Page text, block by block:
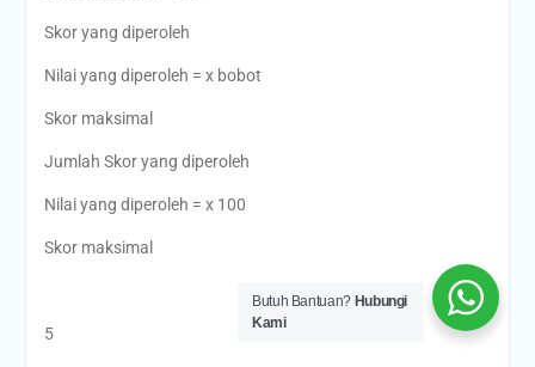
Skor yang diperoleh
Nilai yang diperoleh = x bobot
Skor maksimal
Jumlah Skor yang diperoleh
Nilai yang diperoleh = x 100
Skor maksimal
5
Butuh Bantuan? Hubungi
Kami